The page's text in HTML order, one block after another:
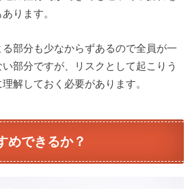
ります。
部分も少なからずあるので全員が一
部分ですが、リスクとして起こりう
解しておく必要があります。
めできるか？